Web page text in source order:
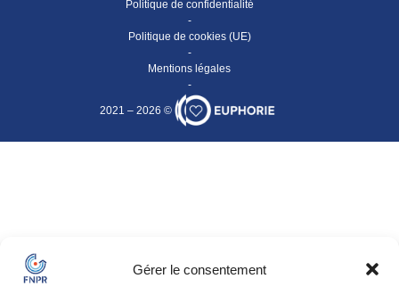
Gérer le consentement
Politique de confidentialité
-
Politique de cookies (UE)
-
Mentions légales
-
2021 – 2026 ©